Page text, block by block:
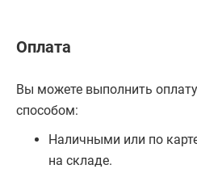
Оплата
Вы можете выполнить
способом:
Наличными или по
на складе.